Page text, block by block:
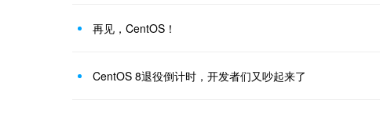
再见，CentOS！
CentOS 8退役倒计时，开发者们又吵起来了